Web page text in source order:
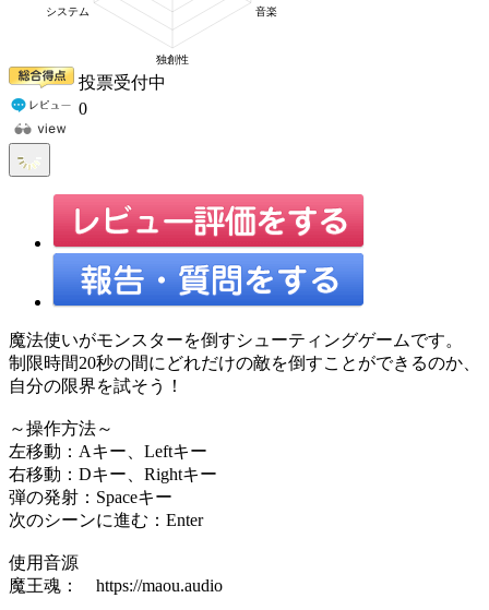
投票受付中
0
魔法使いがモンスターを倒すシューティングゲームです。
制限時間20秒の間にどれだけの敵を倒すことができるのか、
自分の限界を試そう！
～操作方法～
左移動：Aキー、Leftキー
右移動：Dキー、Rightキー
弾の発射：Spaceキー
次のシーンに進む：Enter
使用音源
魔王魂： https://maou.audio